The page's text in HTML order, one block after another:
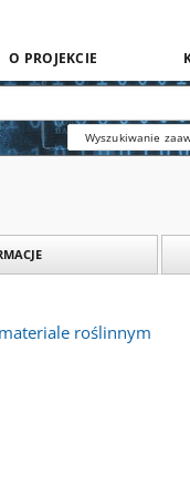
O PROJEKCIE
Wyszukiwanie
roślinnym